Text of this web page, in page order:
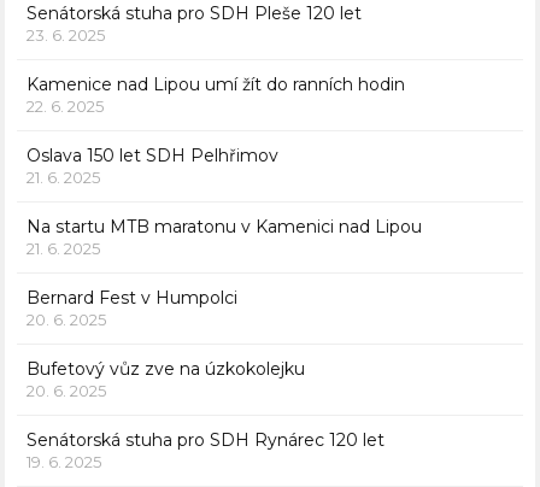
Senátorská stuha pro SDH Pleše 120 let
23. 6. 2025
Kamenice nad Lipou umí žít do ranních hodin
22. 6. 2025
Oslava 150 let SDH Pelhřimov
21. 6. 2025
Na startu MTB maratonu v Kamenici nad Lipou
21. 6. 2025
Bernard Fest v Humpolci
20. 6. 2025
Bufetový vůz zve na úzkokolejku
20. 6. 2025
Senátorská stuha pro SDH Rynárec 120 let
19. 6. 2025